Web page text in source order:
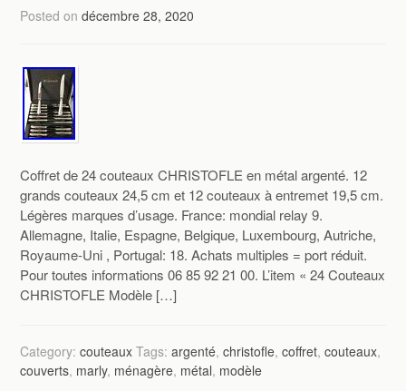
Posted ondécembre 28, 2020
Coffret de 24 couteaux CHRISTOFLE en métal argenté. 12
grands couteaux 24,5 cm et 12 couteaux à entremet 19,5 cm.
Légères marques d’usage. France: mondial relay 9.
Allemagne, Italie, Espagne, Belgique, Luxembourg, Autriche,
Royaume-Uni , Portugal: 18. Achats multiples = port réduit.
Pour toutes informations 06 85 92 21 00. L’item « 24 Couteaux
CHRISTOFLE Modèle […]
Category:couteaux Tags:argenté,christofle,coffret,couteaux,
couverts, marly, ménagère, métal, modèle